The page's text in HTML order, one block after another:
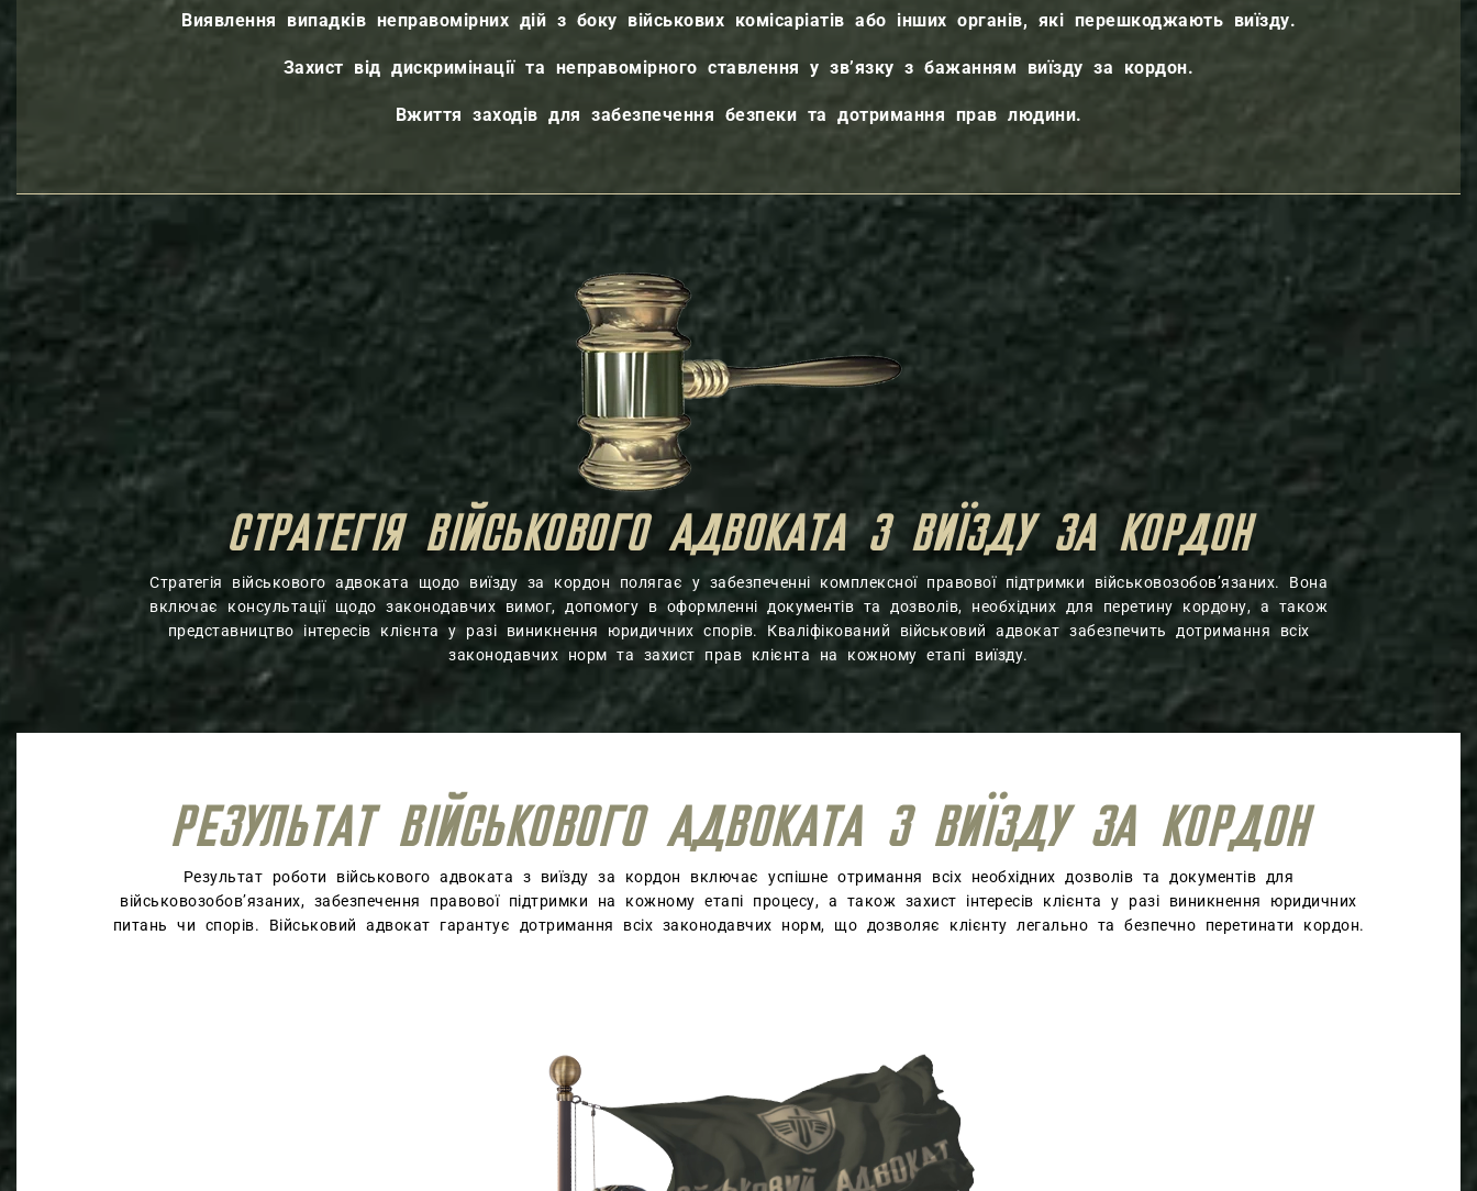
Виявлення випадків неправомірних дій з боку військових комісаріатів або інших органів, які перешкоджають виїзду.
Захист від дискримінації та неправомірного ставлення у зв’язку з бажанням виїзду за кордон.
Вжиття заходів для забезпечення безпеки та дотримання прав людини.
СТРАТЕГІЯ ВІЙСЬКОВОГО АДВОКАТА З ВИЇЗДУ ЗА КОРДОН
Стратегія військового адвоката щодо виїзду за кордон полягає у забезпеченні комплексної правової підтримки військовозобов’язаних. Вона
включає консультації щодо законодавчих вимог, допомогу в оформленні документів та дозволів, необхідних для перетину кордону, а також
представництво інтересів клієнта у разі виникнення юридичних спорів. Кваліфікований військовий адвокат забезпечить дотримання всіх
законодавчих норм та захист прав клієнта на кожному етапі виїзду.
РЕЗУЛЬТАТ ВІЙСЬКОВОГО АДВОКАТА З ВИЇЗДУ ЗА КОРДОН
Результат роботи військового адвоката з виїзду за кордон включає успішне отримання всіх необхідних дозволів та документів для
військовозобов’язаних, забезпечення правової підтримки на кожному етапі процесу, а також захист інтересів клієнта у разі виникнення юридичних
питань чи спорів. Військовий адвокат гарантує дотримання всіх законодавчих норм, що дозволяє клієнту легально та безпечно перетинати кордон.